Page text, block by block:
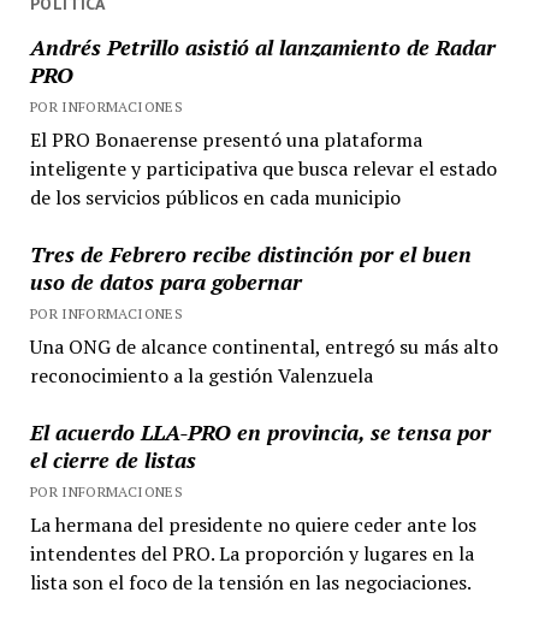
Andrés Petrillo asistió al lanzamiento de Radar
PRO
POR INFORMACIONES
El PRO Bonaerense presentó una plataforma
inteligente y participativa que busca relevar el estado
de los servicios públicos en cada municipio
Tres de Febrero recibe distinción por el buen
uso de datos para gobernar
POR INFORMACIONES
Una ONG de alcance continental, entregó su más alto
reconocimiento a la gestión Valenzuela
El acuerdo LLA-PRO en provincia, se tensa por
el cierre de listas
POR INFORMACIONES
La hermana del presidente no quiere ceder ante los
intendentes del PRO. La proporción y lugares en la
lista son el foco de la tensión en las negociaciones.